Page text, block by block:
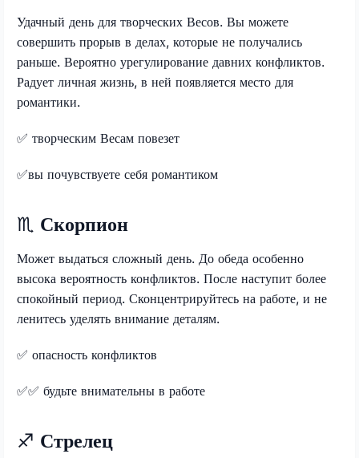
Удачный день для творческих Весов. Вы можете
совершить прорыв в делах, которые не получались
раньше. Вероятно урегулирование давних конфликтов.
Радует личная жизнь, в ней появляется место для
романтики.
✅ творческим Весам повезет
✅вы почувствуете себя романтиком
♏ Скорпион
Может выдаться сложный день. До обеда особенно
высока вероятность конфликтов. После наступит более
спокойный период. Сконцентрируйтесь на работе, и не
ленитесь уделять внимание деталям.
✅ опасность конфликтов
✅✅ будьте внимательны в работе
♐ Стрелец